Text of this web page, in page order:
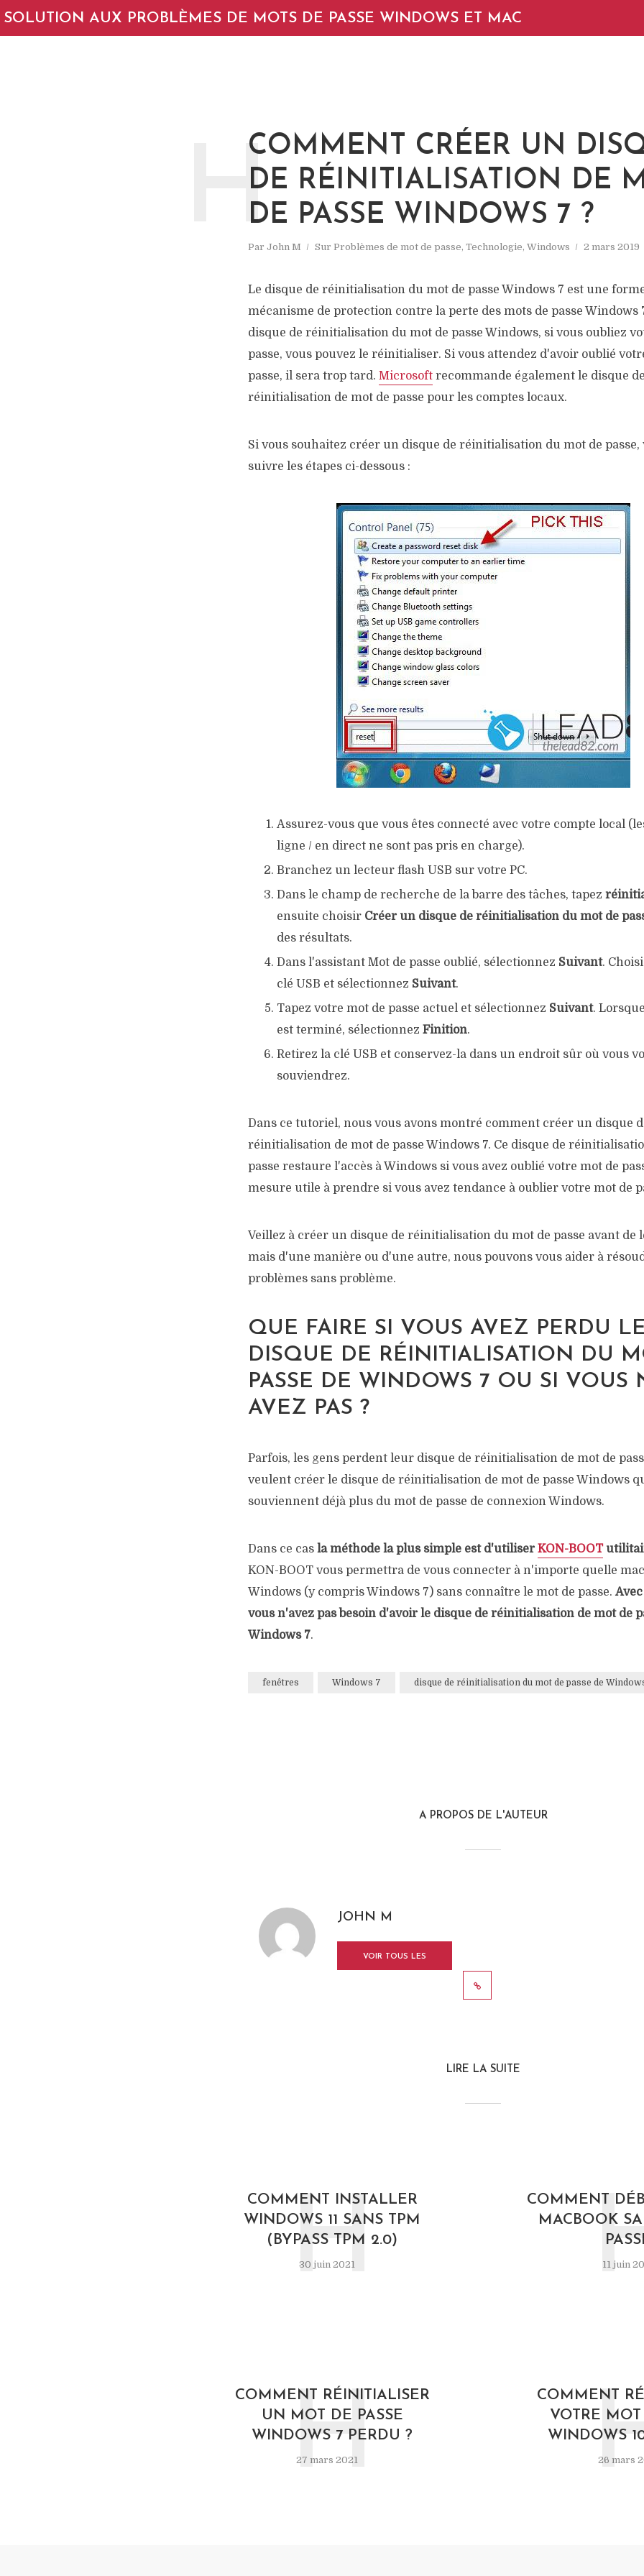
SOLUTION AUX PROBLÈMES DE MOTS DE PASSE WINDOWS ET MAC
COMMENT CRÉER UN
DE RÉINITIALISATION DE
DE PASSE WINDOWS 7 ?
Par John M Sur Problèmes de mot de passe, Technologie, Windows 2 mars 2019
H
Le disque de réinitialisation du mot de passe Windows 7 est une
mécanisme de protection contre la perte des mots de passe Windows
disque de réinitialisation du mot de passe Windows, si vous oubliez
passe, vous pouvez le réinitialiser. Si vous attendez d'avoir oublié
passe, il sera trop tard. Microsoftrecommande également le disque de
réinitialisation de mot de passe pour les comptes locaux.
Si vous souhaitez créer un disque de réinitialisation du mot de passe,
suivre les étapes ci-dessous :
Assurez-vous que vous êtes connecté avec votre compte local
ligne / en direct ne sont pas pris en charge).
Branchez un lecteur flash USB sur votre PC.
Dans le champ de recherche de la barre des tâches, tapez
ensuite choisir Créer un disque de réinitialisation du mot de
des résultats.
Dans l'assistant Mot de passe oublié, sélectionnez Suivant.
clé USB et sélectionnez Suivant.
Tapez votre mot de passe actuel et sélectionnez Suivant.
est terminé, sélectionnez Finition.
Retirez la clé USB et conservez-la dans un endroit sûr où vous
souviendrez.
Dans ce tutoriel, nous vous avons montré comment créer un disque
réinitialisation de mot de passe Windows 7. Ce disque de
passe restaure l'accès à Windows si vous avez oublié votre mot de
mesure utile à prendre si vous avez tendance à oublier votre mot de
Veillez à créer un disque de réinitialisation du mot de passe avant de
mais d'une manière ou d'une autre, nous pouvons vous aider à
problèmes sans problème.
QUE FAIRE SI VOUS AVEZ PERDU LE
DISQUE DE RÉINITIALISATION DU
PASSE DE WINDOWS 7 OU SI VOUS
AVEZ PAS ?
Parfois, les gens perdent leur disque de réinitialisation de mot de
veulent créer le disque de réinitialisation de mot de passe Windows
souviennent déjà plus du mot de passe de connexion Windows.
Dans ce cas la méthode la plus simple est d'utiliser KON-BOOT
KON-BOOT vous permettra de vous connecter à n'importe quelle
Windows (y compris Windows 7) sans connaître le mot de passe. Avec
vous n'avez pas besoin d'avoir le disque de réinitialisation de mot de
Windows 7.
fenêtres Windows 7 disque de réinitialisation du mot de passe de
A PROPOS DE L'AUTEUR
JOHN M
VOIR TOUS LES
LIRE LA SUITE
COMMENT INSTALLER
WINDOWS 11 SANS TPM
(BYPASS TPM 2.0)
30 juin 2021
H
COMMENT
MACBOOK
11 juin
COMMENT RÉINITIALISER
UN MOT DE PASSE
WINDOWS 7 PERDU ?
27 mars 2021
H
COMMENT
VOTRE MOT
WINDOWS
26 mars